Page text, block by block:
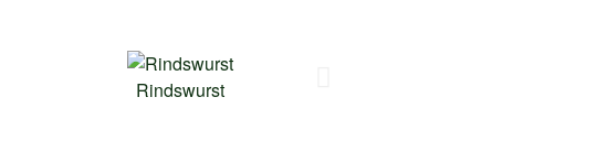
Rindswurst